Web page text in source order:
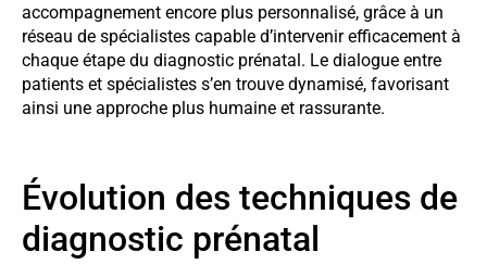
accompagnement encore plus personnalisé, grâce à un
réseau de spécialistes capable d’intervenir efficacement à
chaque étape du diagnostic prénatal. Le dialogue entre
patients et spécialistes s’en trouve dynamisé, favorisant
ainsi une approche plus humaine et rassurante.
Évolution des techniques de
diagnostic prénatal